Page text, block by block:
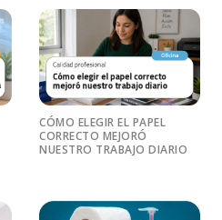
CÓMO ELEGIR EL PAPEL
CORRECTO MEJORÓ
NUESTRO TRABAJO DIARIO